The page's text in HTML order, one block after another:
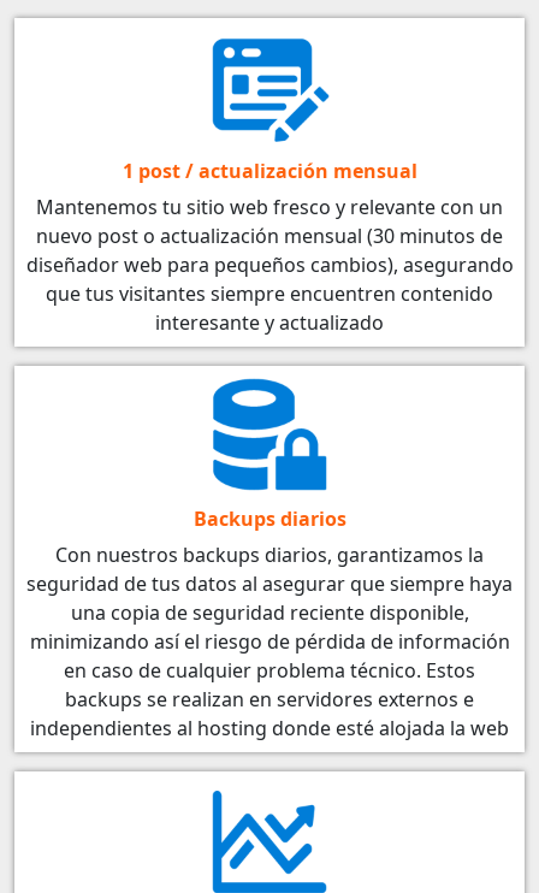
1 post / actualización mensual
Mantenemos tu sitio web fresco y relevante con un
nuevo post o actualización mensual (30 minutos de
diseñador web para pequeños cambios), asegurando
que tus visitantes siempre encuentren contenido
interesante y actualizado
Backups diarios
Con nuestros backups diarios, garantizamos la
seguridad de tus datos al asegurar que siempre haya
una copia de seguridad reciente disponible,
minimizando así el riesgo de pérdida de información
en caso de cualquier problema técnico. Estos
backups se realizan en servidores externos e
independientes al hosting donde esté alojada la web